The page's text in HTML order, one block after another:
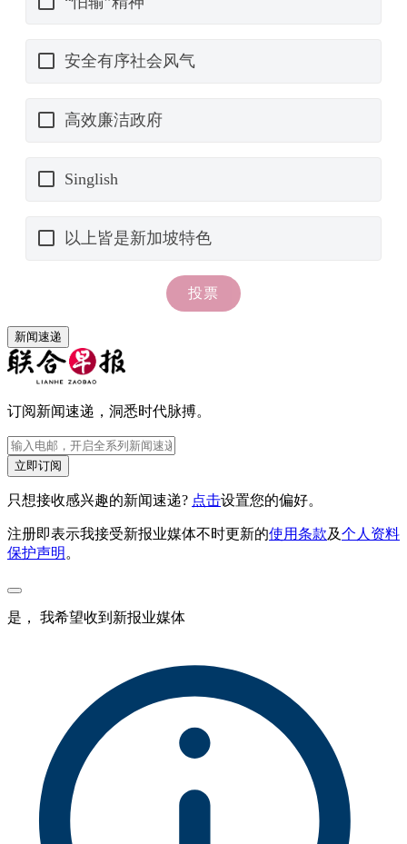
新闻速递
订阅新闻速递，洞悉时代脉搏。
立即订阅
只想接收感兴趣的新闻速递? 点击设置您的偏好。
注册即表示我接受新报业媒体不时更新的使用条款及个人资料
保护声明 。
是， 我希望收到新报业媒体